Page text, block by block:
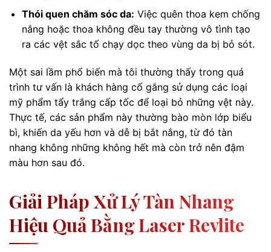
Thói quen chăm sóc da: Việc quên thoa kem chống
nắng hoặc thoa không đều tay thường vô tình tạo
ra các vệt sắc tố chạy dọc theo vùng da bị bỏ sót.
Một sai lầm phổ biến mà tôi thường thấy trong quá
trình tư vấn là khách hàng cố gắng sử dụng các loại
mỹ phẩm tẩy trắng cấp tốc để loại bỏ những vệt này.
Thực tế, các sản phẩm này thường bào mòn lớp biểu
bì, khiến da yếu hơn và dễ bị bắt nắng, từ đó tàn
nhang không những không hết mà còn trở nên đậm
màu hơn sau đó.
Giải Pháp Xử Lý Tàn Nhang
Hiệu Quả Bằng Laser Revlite